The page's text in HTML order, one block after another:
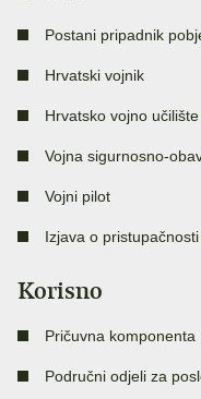
Postani pripadnik
Hrvatski vojnik
Hrvatsko vojno
Vojna sigurnosno-
Vojni pilot
Izjava o pristupačnosti
Korisno
Pričuvna komponenta
Područni odjeli za